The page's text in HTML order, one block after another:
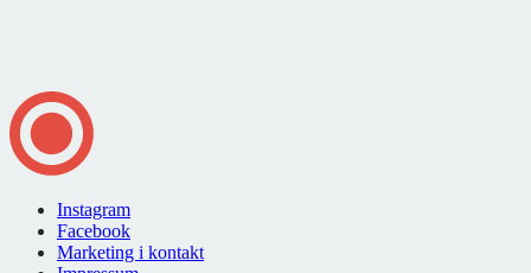
Instagram
Facebook
Marketing i kontakt